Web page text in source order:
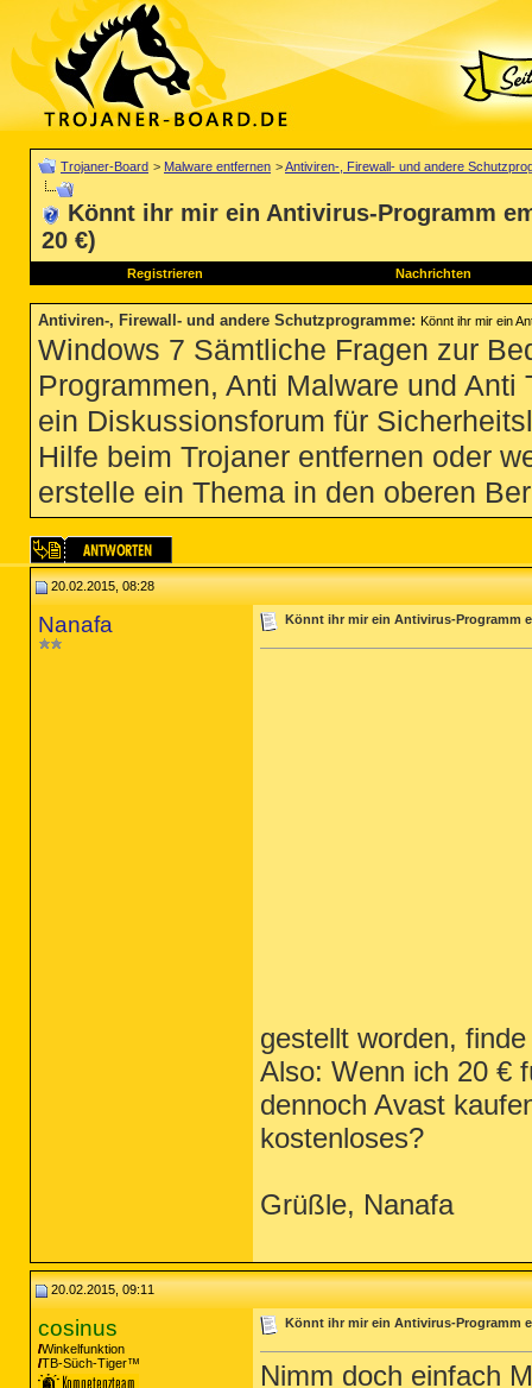
Trojaner-Board > Malware entfernen >Antiviren-, Firewall- und andere
Könnt ihr mir ein Antivirus-Programm
20 €)
Registrieren Nachrichten
Antiviren-, Firewall- und andere Schutzprogramme: Könnt ihr mir ein
Windows 7 Sämtliche Fragen zur
Programmen, Anti Malware und
ein Diskussionsforum für
Hilfe beim Trojaner entfernen oder
erstelle ein Thema in den oberen
20.02.2015, 08:28
Nanafa Könnt ihr mir ein Antivirus-Programm
gestellt worden,
Also: Wenn ich 20 €
dennoch Avast
kostenloses?
Grüßle, Nanafa
20.02.2015, 09:11
cosinus
Winkelfunktion
TB-Süch-Tiger™
Könnt ihr mir ein Antivirus-Programm
Nimm doch einfach